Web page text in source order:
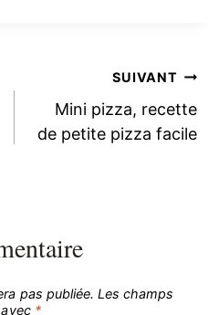
SUIVANT
Mini pizza, recette
de petite pizza facile
pas publiée. Les champs
*